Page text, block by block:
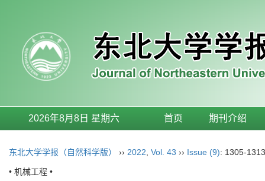
2026年8月8日 星期六 首页 期刊介绍
东北大学学报（自然科学版） ›› 2022 Vol. 43 ›› Issue (9): 1305-
• 机械工程 •